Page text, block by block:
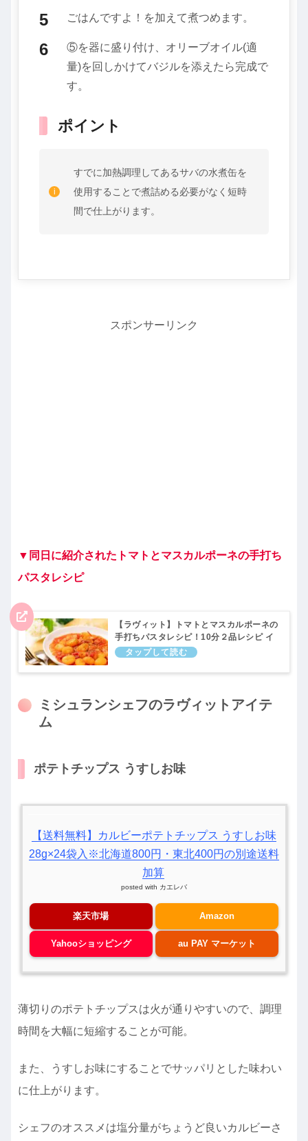
ごはんですよ！を加えて煮つめます。
⑤を器に盛り付け、オリーブオイル(適
量)を回しかけてバジルを添えたら完成で
す。
ポイント
すでに加熱調理してあるサバの水煮缶を
使用することで煮詰める必要がなく短時
間で仕上がります。
スポンサーリンク
▼同日に紹介されたトマトとマスカルポーネの手打ち
パスタレシピ
【ラヴィット】トマトとマスカルポーネの
手打ちパスタレシピ！10分２品レシピ イ
タリアン編｜ラビット！7月8日
ミシュランシェフのラヴィットアイテ
ム
ポテトチップス うすしお味
【送料無料】カルビーポテトチップス うすしお味
28g×24袋入※北海道800円・東北400円の別途送料
加算
posted with カエレバ
楽天市場 Amazon
Yahooショッピング au PAY マーケット
薄切りのポテトチップスは火が通りやすいので、調理
時間を大幅に短縮することが可能。
また、うすしお味にすることでサッパリとした味わい
に仕上がります。
シェフのオススメは塩分量がちょうど良いカルビーさ